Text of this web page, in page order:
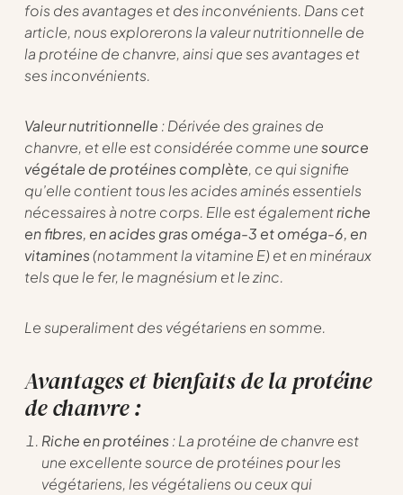
fois des avantages et des inconvénients. Dans cet
article, nous explorerons la valeur nutritionnelle de
la protéine de chanvre, ainsi que ses avantages et
ses inconvénients.
Valeur nutritionnelle : Dérivée des graines de
chanvre, et elle est considérée comme unesource
végétale de protéines complète, ce qui signifie
qu’elle contient tous les acides aminés essentiels
nécessaires à notre corps. Elle est égalementriche
en fibres, en acides gras oméga-3 et oméga-6, en
vitamines(notamment la vitamine E) et en minéraux
tels que le fer, le magnésium et le zinc.
Le superaliment des végétariens en somme.
Avantages et bienfaits de la protéine
de chanvre :
Riche en protéines: La protéine de chanvre est
une excellente source de protéines pour les
végétariens, les végétaliens ou ceux qui